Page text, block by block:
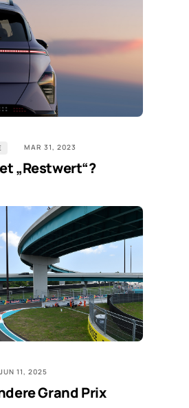
MAR 31, 2023
„Restwert“?
JUN 11, 2025
Grand Prix